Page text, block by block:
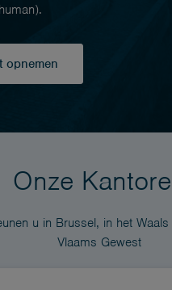
opnemen
Onze
u in Brussel, in het
Vlaams Gewest